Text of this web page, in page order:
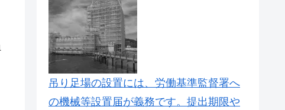
吊り足場の設置には、労働基準監督署へ
の機械等設置届が義務です。提出期限や